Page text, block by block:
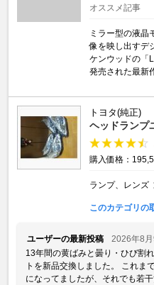
オススメ記事
ミラー型の液晶
像を映し出すデ
ケンウッドの「
発売された最新
トヨタ(純正)
ヘッドランプ
購入価格：
ランプ、レンズ
このカテゴリの
ユーザーの最新投稿
2026年8月
13年間の黄ばみと曇り・ひび割
トを新品交換しました。 これま
になってましたが、それでも若